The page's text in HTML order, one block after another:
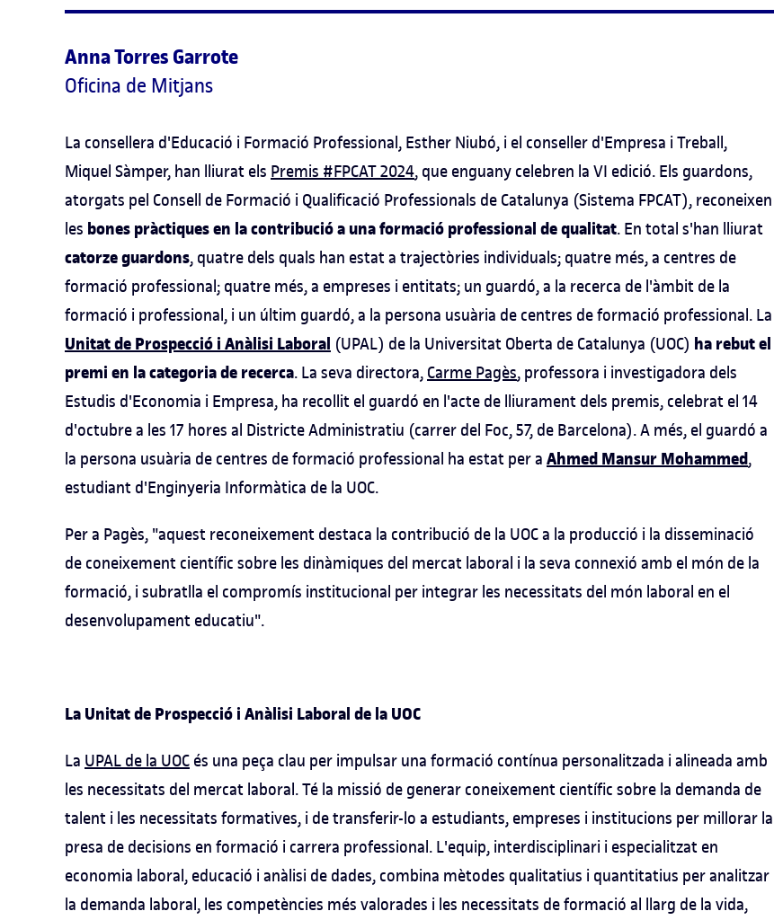
Anna Torres Garrote
Oficina de Mitjans
La consellera d'Educació i Formació Professional, Esther Niubó, i el conseller d'Empresa i Treball,
Miquel Sàmper, han lliurat els Premis #FPCAT 2024, que enguany celebren la VI edició. Els guardons,
atorgats pel Consell de Formació i Qualificació Professionals de Catalunya (Sistema FPCAT), reconeixen
les bones pràctiques en la contribució a una formació professional de qualitat. En total s'han lliurat
catorze guardons, quatre dels quals han estat a trajectòries individuals; quatre més, a centres de
formació professional; quatre més, a empreses i entitats; un guardó, a la recerca de l'àmbit de la
formació i professional, i un últim guardó, a la persona usuària de centres de formació professional. La
Unitat de Prospecció i Anàlisi Laboral (UPAL) de la Universitat Oberta de Catalunya (UOC) ha rebut el
premi en la categoria de recerca. La seva directora, Carme Pagès, professora i investigadora dels
Estudis d'Economia i Empresa, ha recollit el guardó en l'acte de lliurament dels premis, celebrat el 14
d'octubre a les 17 hores al Districte Administratiu (carrer del Foc, 57, de Barcelona). A més, el guardó a
la persona usuària de centres de formació professional ha estat per a Ahmed Mansur Mohammed,
estudiant d'Enginyeria Informàtica de la UOC.
Per a Pagès, "aquest reconeixement destaca la contribució de la UOC a la producció i la disseminació
de coneixement científic sobre les dinàmiques del mercat laboral i la seva connexió amb el món de la
formació, i subratlla el compromís institucional per integrar les necessitats del món laboral en el
desenvolupament educatiu".
La Unitat de Prospecció i Anàlisi Laboral de la UOC
La UPAL de la UOC és una peça clau per impulsar una formació contínua personalitzada i alineada amb
les necessitats del mercat laboral. Té la missió de generar coneixement científic sobre la demanda de
talent i les necessitats formatives, i de transferir-lo a estudiants, empreses i institucions per millorar la
presa de decisions en formació i carrera professional. L'equip, interdisciplinari i especialitzat en
economia laboral, educació i anàlisi de dades, combina mètodes qualitatius i quantitatius per analitzar
la demanda laboral, les competències més valorades i les necessitats de formació al llarg de la vida,